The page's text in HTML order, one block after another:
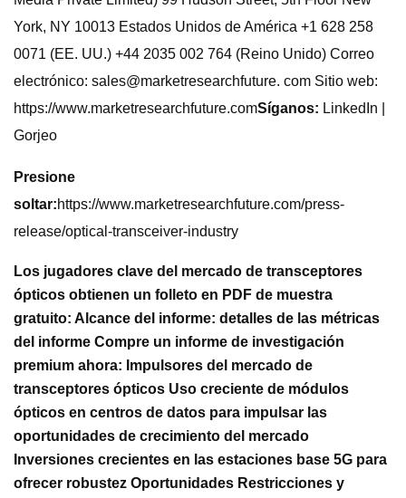
York, NY 10013 Estados Unidos de América +1 628 258
0071 (EE. UU.) +44 2035 002 764 (Reino Unido) Correo
electrónico: sales@marketresearchfuture. com Sitio web:
https://www.marketresearchfuture.comSíganos: LinkedIn |
Gorjeo
Presione
soltar:https://www.marketresearchfuture.com/press-
release/optical-transceiver-industry
Los jugadores clave del mercado de transceptores
ópticos obtienen un folleto en PDF de muestra
gratuito: Alcance del informe: detalles de las métricas
del informe Compre un informe de investigación
premium ahora: Impulsores del mercado de
transceptores ópticos Uso creciente de módulos
ópticos en centros de datos para impulsar las
oportunidades de crecimiento del mercado
Inversiones crecientes en las estaciones base 5G para
ofrecer robustez Oportunidades Restricciones y